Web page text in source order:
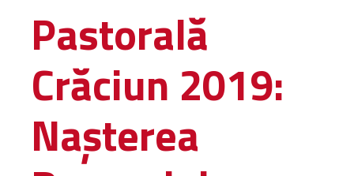
STORIA
L'ORGANIZZAZIONE
Pastorală
Crăciun 2019:
Nașterea